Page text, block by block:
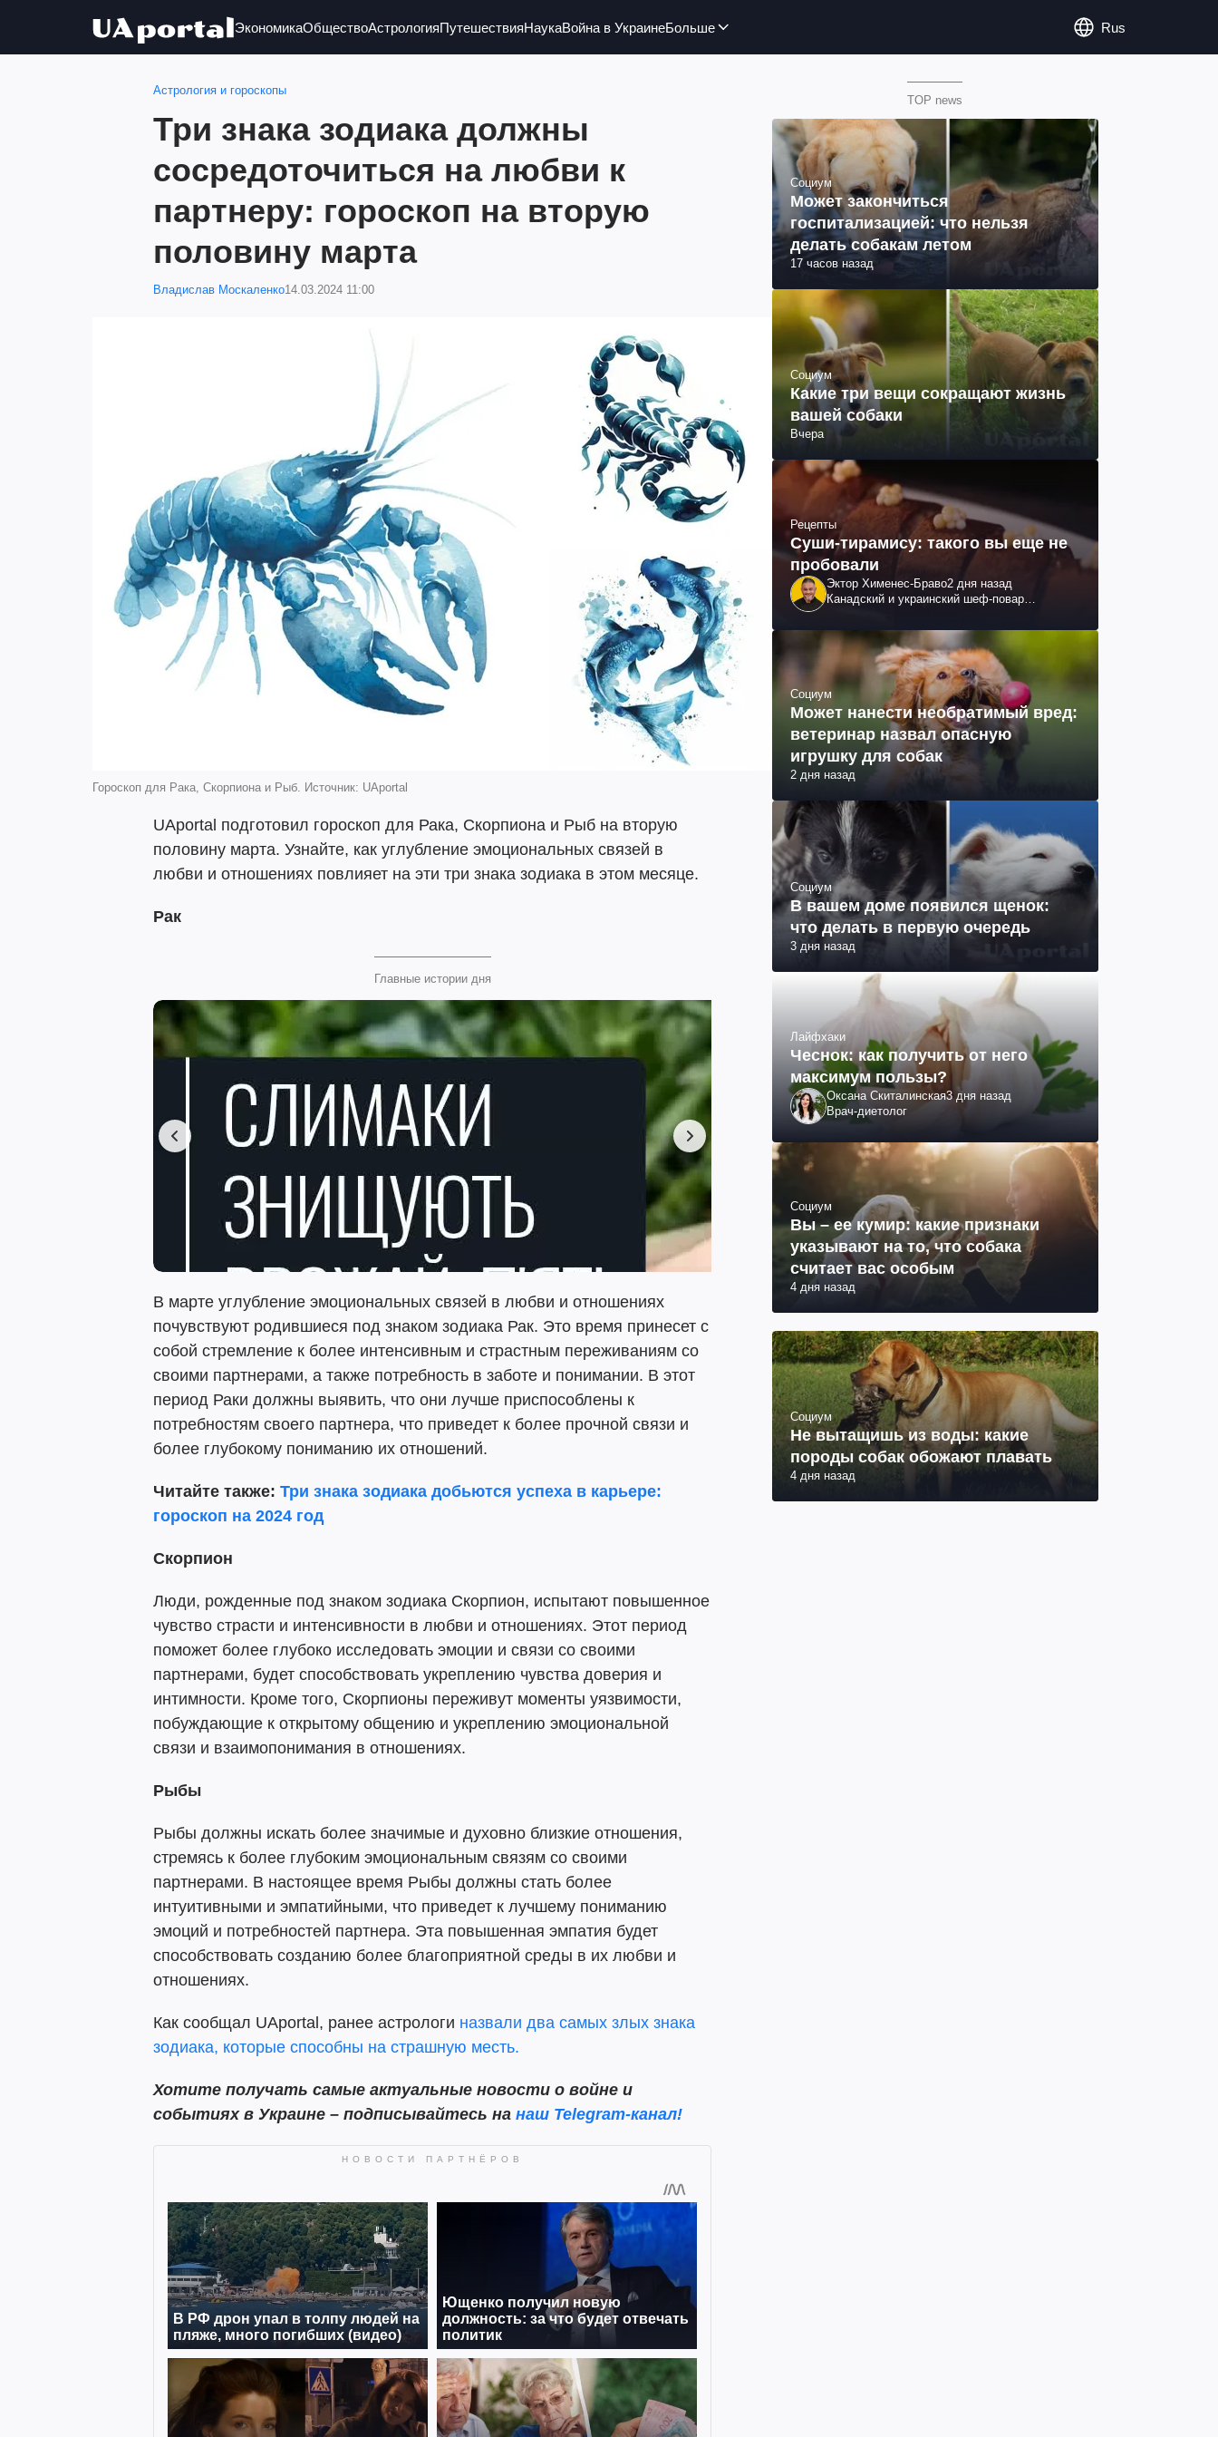
ЭкономикаОбществоАстрологияПутешествияНаукаВойна в УкраинеБольше Rus
Астрология и гороскопы
Три знака зодиака должны
сосредоточиться на любви к
партнеру: гороскоп на вторую
половину марта
Владислав Москаленко14.03.2024 11:00
Гороскоп для Рака, Скорпиона и Рыб. Источник: UAportal
UAportal подготовил гороскоп для Рака, Скорпиона и Рыб на вторую
половину марта. Узнайте, как углубление эмоциональных связей в
любви и отношениях повлияет на эти три знака зодиака в этом месяце.
Рак
Главные истории дня
В марте углубление эмоциональных связей в любви и отношениях
почувствуют родившиеся под знаком зодиака Рак. Это время принесет с
собой стремление к более интенсивным и страстным переживаниям со
своими партнерами, а также потребность в заботе и понимании. В этот
период Раки должны выявить, что они лучше приспособлены к
потребностям своего партнера, что приведет к более прочной связи и
более глубокому пониманию их отношений.
Читайте также: Три знака зодиака добьются успеха в карьере:
гороскоп на 2024 год
Скорпион
Люди, рожденные под знаком зодиака Скорпион, испытают повышенное
чувство страсти и интенсивности в любви и отношениях. Этот период
поможет более глубоко исследовать эмоции и связи со своими
партнерами, будет способствовать укреплению чувства доверия и
интимности. Кроме того, Скорпионы переживут моменты уязвимости,
побуждающие к открытому общению и укреплению эмоциональной
связи и взаимопонимания в отношениях.
Рыбы
Рыбы должны искать более значимые и духовно близкие отношения,
стремясь к более глубоким эмоциональным связям со своими
партнерами. В настоящее время Рыбы должны стать более
интуитивными и эмпатийными, что приведет к лучшему пониманию
эмоций и потребностей партнера. Эта повышенная эмпатия будет
способствовать созданию более благоприятной среды в их любви и
отношениях.
Как сообщал UAportal, ранее астрологи назвали два самых злых знака
зодиака, которые способны на страшную месть.
Хотите получать самые актуальные новости о войне и
событиях в Украине – подписывайтесь на наш Telegram-канал!
TOP news
Социум
Может закончиться
госпитализацией: что нельзя
делать собакам летом
17 часов назад
Социум
Какие три вещи сокращают жизнь
вашей собаки
Вчера
Рецепты
Суши-тирамису: такого вы еще не
пробовали
Эктор Хименес-Браво2 дня назад
Канадский и украинский шеф-повар
телеведущий
Социум
Может нанести необратимый вред:
ветеринар назвал опасную
игрушку для собак
2 дня назад
Социум
В вашем доме появился щенок:
что делать в первую очередь
3 дня назад
Лайфхаки
Чеснок: как получить от него
максимум пользы?
Оксана Скиталинская3 дня назад
Врач-диетолог
Социум
Вы – ее кумир: какие признаки
указывают на то, что собака
считает вас особым
4 дня назад
Социум
Не вытащишь из воды: какие
породы собак обожают плавать
4 дня назад